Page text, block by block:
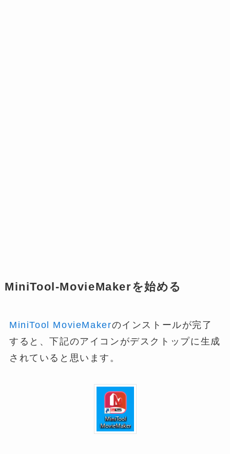
MiniTool-MovieMakerを始める
MiniTool MovieMakerのインストールが完了
すると、下記のアイコンがデスクトップに生成
されていると思います。